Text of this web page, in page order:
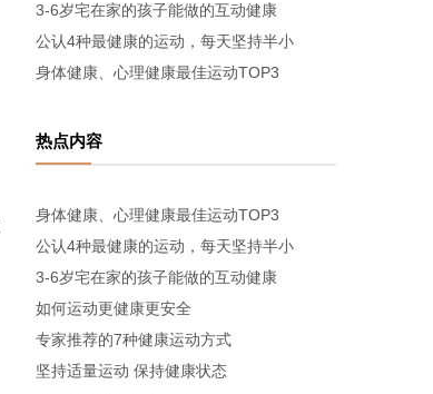
3-6岁宅在家的孩子能做的互动健康
公认4种最健康的运动，每天坚持半小
身体健康、心理健康最佳运动TOP3
热点内容
身体健康、心理健康最佳运动TOP3
公认4种最健康的运动，每天坚持半小
3-6岁宅在家的孩子能做的互动健康
如何运动更健康更安全
专家推荐的7种健康运动方式
坚持适量运动 保持健康状态